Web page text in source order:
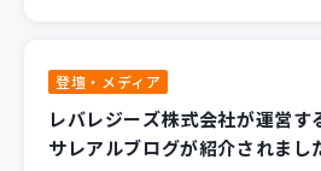
登壇・メディア
レバレジーズ株式会社が運営す
サレアルブログが紹介されまし